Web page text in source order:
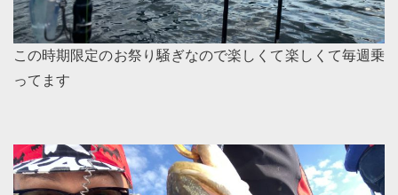
この時期限定のお祭り騒ぎなので楽しくて楽しくて毎週乗
ってます